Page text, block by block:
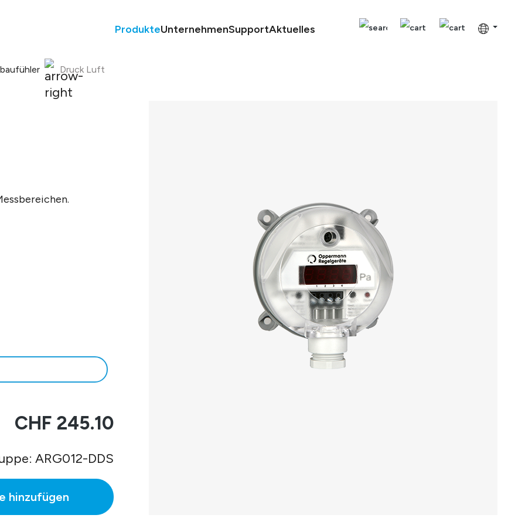
ProdukteUnternehmenSupportAktuelles
Druck Luft
CHF 245.10
ARG012-DDS
hinzufügen